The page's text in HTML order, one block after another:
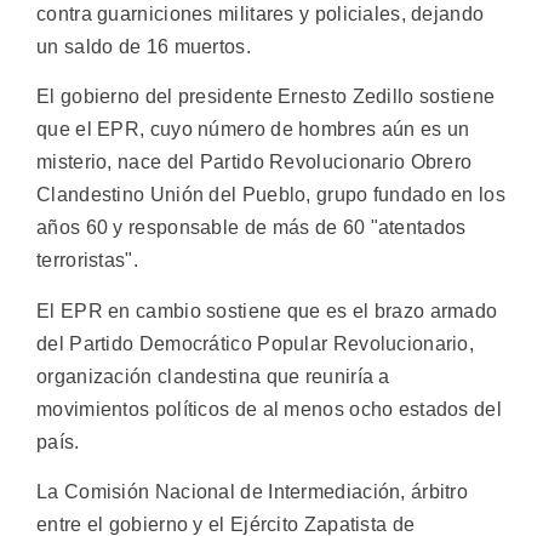
contra guarniciones militares y policiales, dejando
un saldo de 16 muertos.
El gobierno del presidente Ernesto Zedillo sostiene
que el EPR, cuyo número de hombres aún es un
misterio, nace del Partido Revolucionario Obrero
Clandestino Unión del Pueblo, grupo fundado en los
años 60 y responsable de más de 60 "atentados
terroristas".
El EPR en cambio sostiene que es el brazo armado
del Partido Democrático Popular Revolucionario,
organización clandestina que reuniría a
movimientos políticos de al menos ocho estados del
país.
La Comisión Nacional de Intermediación, árbitro
entre el gobierno y el Ejército Zapatista de